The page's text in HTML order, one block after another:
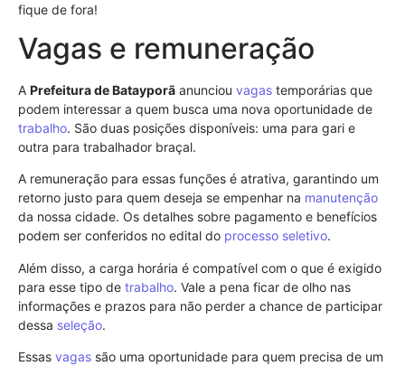
fique de fora!
Vagas e remuneração
A Prefeitura de Batayporã anunciou vagas temporárias que
podem interessar a quem busca uma nova oportunidade de
trabalho. São duas posições disponíveis: uma para gari e
outra para trabalhador braçal.
A remuneração para essas funções é atrativa, garantindo um
retorno justo para quem deseja se empenhar na manutenção
da nossa cidade. Os detalhes sobre pagamento e benefícios
podem ser conferidos no edital do processo seletivo.
Além disso, a carga horária é compatível com o que é exigido
para esse tipo de trabalho. Vale a pena ficar de olho nas
informações e prazos para não perder a chance de participar
dessa seleção.
Essas vagas são uma oportunidade para quem precisa de um